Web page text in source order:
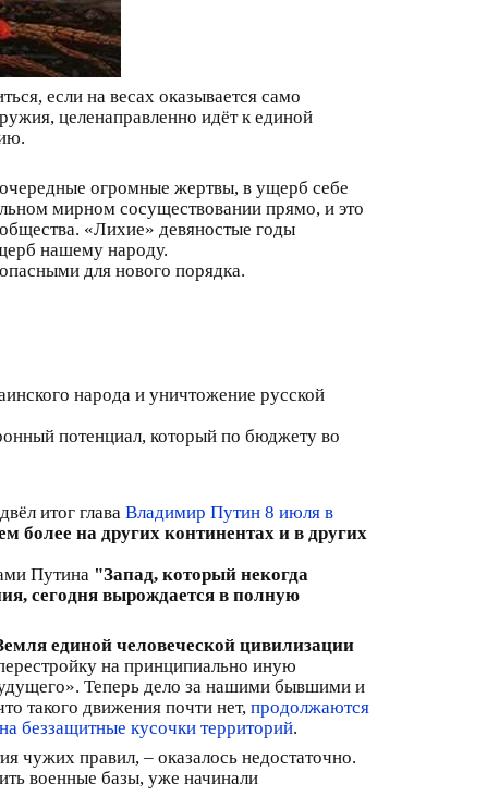
если на весах оказывается само
целенаправленно идёт к единой
огромные жертвы, в ущерб себе
мирном сосуществовании прямо, и это
«Лихие» девяностые годы
нашему народу.
для нового порядка.
народа и уничтожение русской
потенциал, который по бюджету во
итог глава Владимир Путин 8 июля в
более на других континентах и в других
Путина "Запад, который некогда
сегодня вырождается в полную
единой человеческой цивилизации
на принципиально иную
Теперь дело за нашими бывшими и
такого движения почти нет, продолжаются
беззащитные кусочки территорий.
чужих правил, – оказалось недостаточно.
военные базы, уже начинали